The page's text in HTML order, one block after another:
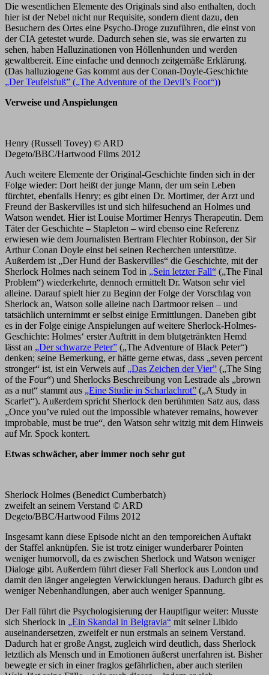
Die wesentlichen Elemente des Originals sind also enthalten, doch
hier ist der Nebel nicht nur Requisite, sondern dient dazu, den
Besuchern des Ortes eine Psycho-Droge zuzuführen, die einst von
der CIA getestet wurde. Dadurch sehen sie, was sie erwarten zu
sehen, haben Halluzinationen von Höllenhunden und werden
gewaltbereit. Eine einfache und dennoch zeitgemäße Erklärung.
(Das halluziogene Gas kommt aus der Conan-Doyle-Geschichte
„Der Teufelsfuß” („The Adventure of the Devil’s Foot“))
Verweise und Anspielungen
Henry (Russell Tovey) © ARD
Degeto/BBC/Hartwood Films 2012
Auch weitere Elemente der Original-Geschichte finden sich in der
Folge wieder: Dort heißt der junge Mann, der um sein Leben
fürchtet, ebenfalls Henry; es gibt einen Dr. Mortimer, der Arzt und
Freund der Baskervilles ist und sich hilfesuchend an Holmes und
Watson wendet. Hier ist Louise Mortimer Henrys Therapeutin. Dem
Täter der Geschichte – Stapleton – wird ebenso eine Referenz
erwiesen wie dem Journalisten Bertram Flechter Robinson, der Sir
Arthur Conan Doyle einst bei seinen Recherchen unterstütze.
Außerdem ist „Der Hund der Baskervilles“ die Geschichte, mit der
Sherlock Holmes nach seinem Tod in „Sein letzter Fall“ („The Final
Problem“) wiederkehrte, dennoch ermittelt Dr. Watson sehr viel
alleine. Darauf spielt hier zu Beginn der Folge der Vorschlag von
Sherlock an, Watson solle alleine nach Dartmoor reisen – und
tatsächlich unternimmt er selbst einige Ermittlungen. Daneben gibt
es in der Folge einige Anspielungen auf weitere Sherlock-Holmes-
Geschichte: Holmes‘ erster Auftritt in dem blutgetränkten Hemd
lässt an „Der schwarze Peter” („The Adventure of Black Peter“)
denken; seine Bemerkung, er hätte gerne etwas, dass „seven percent
stronger“ ist, ist ein Verweis auf „Das Zeichen der Vier” („The Sing
of the Four“) und Sherlocks Beschreibung von Lestrade als „brown
as a nut“ stammt aus „Eine Studie in Scharlachrot” („A Study in
Scarlet“). Außerdem spricht Sherlock den berühmten Satz aus, dass
„Once you’ve ruled out the impossible whatever remains, however
improbable, must be true“, den Watson sehr witzig mit dem Hinweis
auf Mr. Spock kontert.
Etwas schwächer, aber immer noch sehr gut
Sherlock Holmes (Benedict Cumberbatch)
zweifelt an seinem Verstand © ARD
Degeto/BBC/Hartwood Films 2012
Insgesamt kann diese Episode nicht an den temporeichen Auftakt
der Staffel anknüpfen. Sie ist trotz einiger wunderbarer Pointen
weniger humorvoll, da es zwischen Sherlock und Watson weniger
Dialoge gibt. Außerdem führt dieser Fall Sherlock aus London und
damit den länger angelegten Verwicklungen heraus. Dadurch gibt es
weniger Nebenhandlungen, aber auch weniger Spannung.
Der Fall führt die Psychologisierung der Hauptfigur weiter: Musste
sich Sherlock in „Ein Skandal in Belgravia“ mit seiner Libido
auseinandersetzen, zweifelt er nun erstmals an seinem Verstand.
Dadurch hat er große Angst, zugleich wird deutlich, dass Sherlock
letztlich als Mensch und in Emotionen äußerst unerfahren ist. Bisher
bewegte er sich in einer fraglos gefährlichen, aber auch sterilen